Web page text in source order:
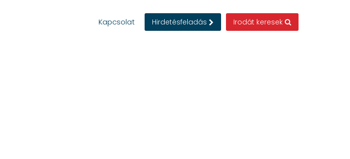
Kapcsolat Hirdetésfeladás Irodát keresek